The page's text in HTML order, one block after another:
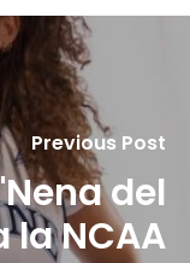
Previous Post
del
la NCAA